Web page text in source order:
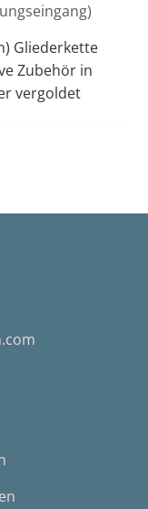
Gliederkette
Zubehör in
vergoldet